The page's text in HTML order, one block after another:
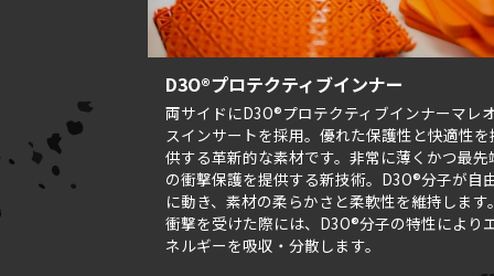
D3O®プロテクティブインナー
両サイドにD3O®プロテクティブインナーマレ
スインサートを採用。優れた保護性と快適性を
供する革新的な素材です。非常に薄くかつ最先
の衝撃保護を提供する新技術。D3O®分子が自
に動き、素材の柔らかさと柔軟性を維持します
衝撃を受けた際には、D3O®分子の特性により
ネルギーを吸収・分散します。